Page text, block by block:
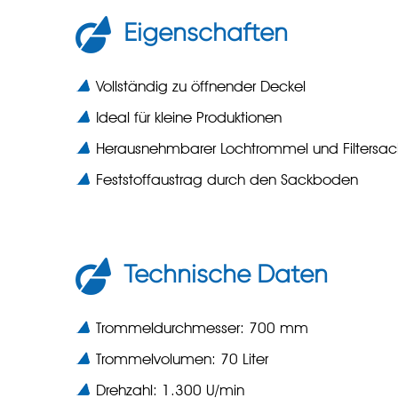
Eigenschaften
Vollständig zu öffnender Deckel
Ideal für kleine Produktionen
Herausnehmbarer Lochtrommel und
Feststoffaustrag durch den Sackboden
Technische Daten
Trommeldurchmesser: 700 mm
Trommelvolumen: 70 Liter
Drehzahl: 1.300 U/min